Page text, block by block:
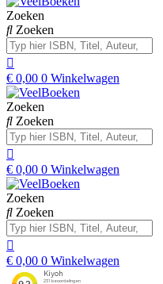
Zoeken
Zoeken
€ 0,00 0 Winkelwagen
Zoeken
Zoeken
€ 0,00 0 Winkelwagen
Zoeken
Zoeken
€ 0,00 0 Winkelwagen